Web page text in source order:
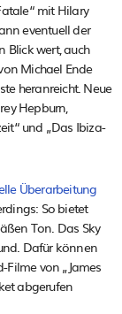
mit Hilary
eventuell der
Blick wert, auch
Michael Ende
heranreicht. Neue
Hepburn,
und „Das Ibiza-
Überarbeitung
So bietet
Ton. Das Sky
Dafür können
von „James
abgerufen